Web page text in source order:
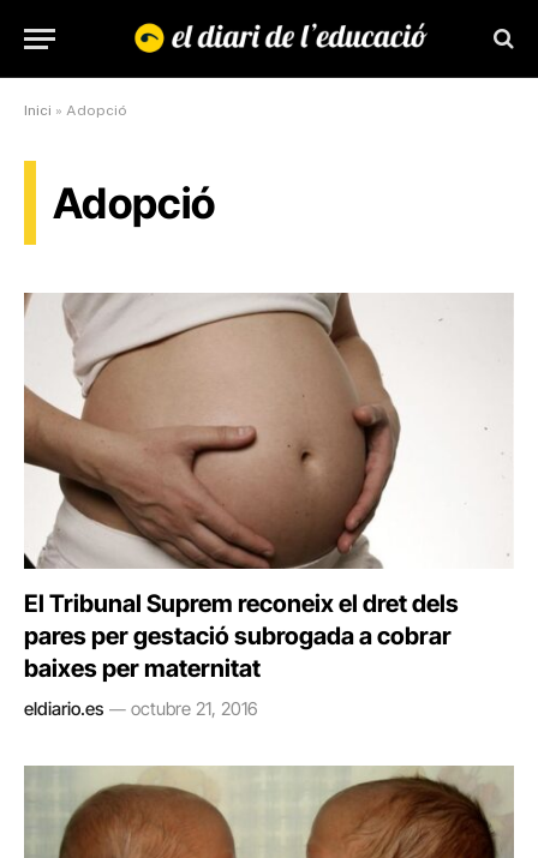
Inici » Adopció
Adopció
El Tribunal Suprem reconeix el dret dels
pares per gestació subrogada a cobrar
baixes per maternitat
eldiario.es octubre 21, 2016